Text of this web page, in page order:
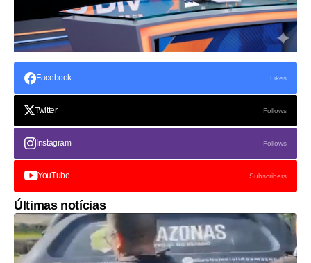
Facebook Likes
Twitter Follows
Instagram Follows
YouTube Subscribers
Últimas notícias